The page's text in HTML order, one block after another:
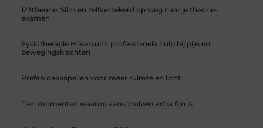
123theorie: Slim en zelfverzekerd op weg naar je theorie-
examen
Fysiotherapie Hilversum: professionele hulp bij pijn en
bewegingsklachten
Prefab dakkapellen voor meer ruimte en licht
Tien momenten waarop aanschuiven extra fijn is